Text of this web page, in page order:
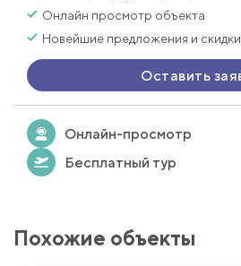
Онлайн просмотр объекта
Новейшие предложения и скидки
Оставить
Онлайн-просмотр
Бесплатный тур
Похожие объекты